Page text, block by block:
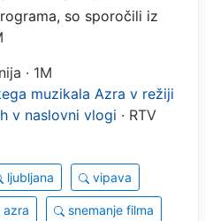
so sporočili iz
· 1M
muzikala Azra v režiji
v naslovni vlogi · RTV
ljubljana vipava
azra snemanje filma